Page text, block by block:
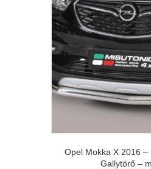
Opel Mokka X 2016 –
Gallytörő –